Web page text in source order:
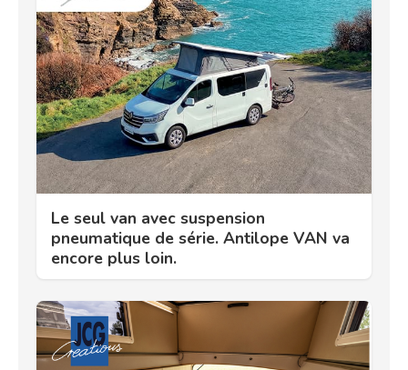
Le seul van avec suspension
pneumatique de série. Antilope VAN va
encore plus loin.